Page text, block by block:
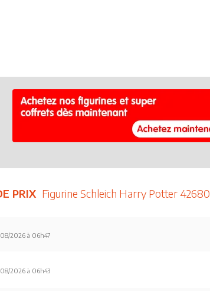
PRIX Figurine Schleich Harry Potter 42680
2026 à 06h47
2026 à 06h43